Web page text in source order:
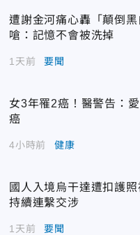
遭謝金河痛心轟「顛倒
嗆：記憶不會被洗掉
1天前 要聞
女3年罹2癌！醫警告：
癌
4小時前 健康
國人入境烏干達遭扣護照
持續連繫交涉
1天前 要聞